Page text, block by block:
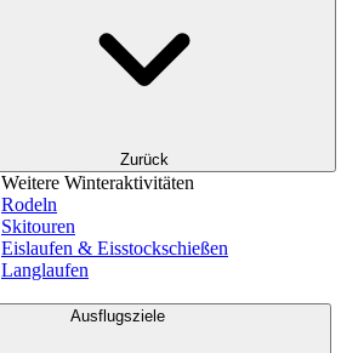
Zurück
Weitere Winteraktivitäten
Rodeln
Skitouren
Eislaufen & Eisstockschießen
Langlaufen
Ausflugsziele